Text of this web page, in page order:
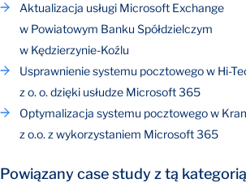
Aktualizacja usługi Microsoft Exchange
w Powiatowym Banku Spółdzielczym
w Kędzierzynie-Koźlu
Usprawnienie systemu pocztowego w Hi-
z o. o. dzięki usłudze Microsoft 365
Optymalizacja systemu pocztowego w
z o.o. z wykorzystaniem Microsoft 365
Powiązany case study z tą kategorią